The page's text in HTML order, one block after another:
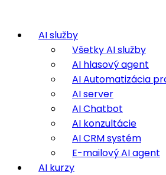
AI služby
Všetky AI služby
AI hlasový agent
AI Automatizácia
AI server
AI Chatbot
AI konzultácie
AI CRM systém
E-mailový AI agent
AI kurzy